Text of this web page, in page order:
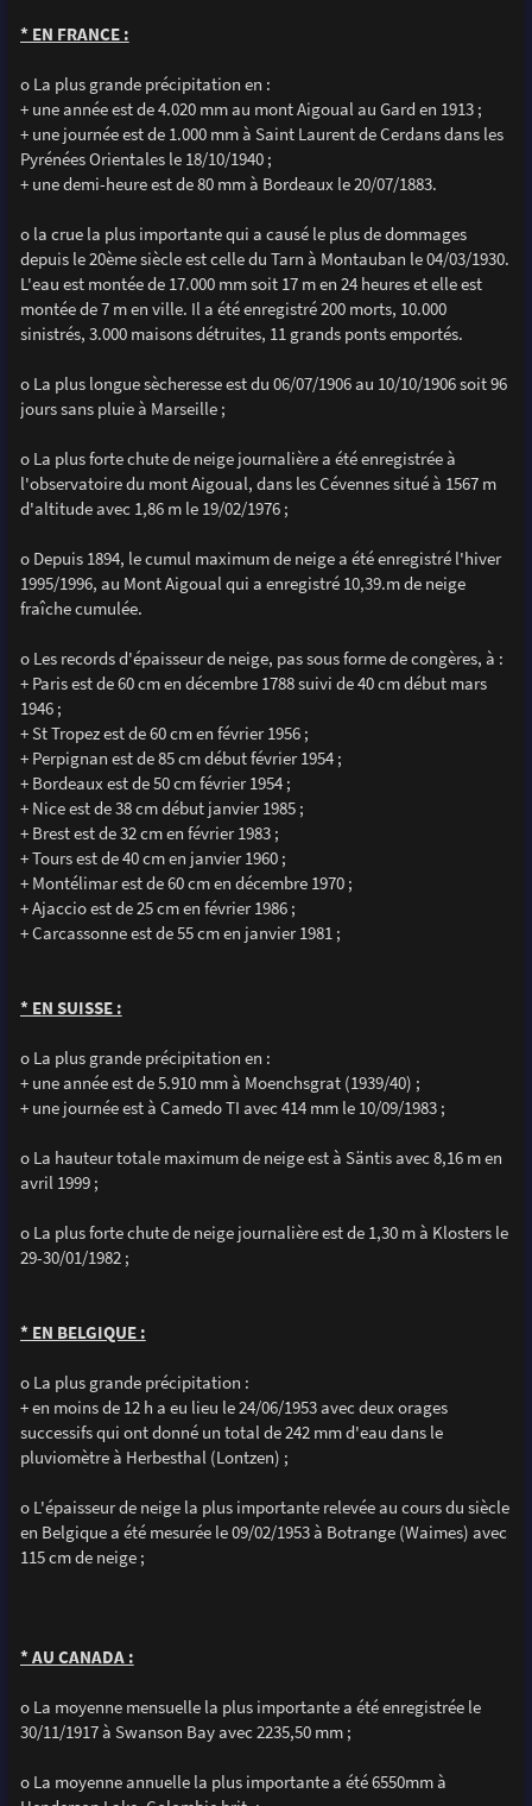
* EN FRANCE :
o La plus grande précipitation en :
+ une année est de 4.020 mm au mont Aigoual au Gard en 1913 ;
+ une journée est de 1.000 mm à Saint Laurent de Cerdans dans les
Pyrénées Orientales le 18/10/1940 ;
+ une demi-heure est de 80 mm à Bordeaux le 20/07/1883.
o la crue la plus importante qui a causé le plus de dommages
depuis le 20ème siècle est celle du Tarn à Montauban le 04/03/1930.
L'eau est montée de 17.000 mm soit 17 m en 24 heures et elle est
montée de 7 m en ville. Il a été enregistré 200 morts, 10.000
sinistrés, 3.000 maisons détruites, 11 grands ponts emportés.
o La plus longue sècheresse est du 06/07/1906 au 10/10/1906 soit 96
jours sans pluie à Marseille ;
o La plus forte chute de neige journalière a été enregistrée à
l'observatoire du mont Aigoual, dans les Cévennes situé à 1567 m
d'altitude avec 1,86 m le 19/02/1976 ;
o Depuis 1894, le cumul maximum de neige a été enregistré l'hiver
1995/1996, au Mont Aigoual qui a enregistré 10,39.m de neige
fraîche cumulée.
o Les records d'épaisseur de neige, pas sous forme de congères, à :
+ Paris est de 60 cm en décembre 1788 suivi de 40 cm début mars
1946 ;
+ St Tropez est de 60 cm en février 1956 ;
+ Perpignan est de 85 cm début février 1954 ;
+ Bordeaux est de 50 cm février 1954 ;
+ Nice est de 38 cm début janvier 1985 ;
+ Brest est de 32 cm en février 1983 ;
+ Tours est de 40 cm en janvier 1960 ;
+ Montélimar est de 60 cm en décembre 1970 ;
+ Ajaccio est de 25 cm en février 1986 ;
+ Carcassonne est de 55 cm en janvier 1981 ;
* EN SUISSE :
o La plus grande précipitation en :
+ une année est de 5.910 mm à Moenchsgrat (1939/40) ;
+ une journée est à Camedo TI avec 414 mm le 10/09/1983 ;
o La hauteur totale maximum de neige est à Säntis avec 8,16 m en
avril 1999 ;
o La plus forte chute de neige journalière est de 1,30 m à Klosters le
29-30/01/1982 ;
* EN BELGIQUE :
o La plus grande précipitation :
+ en moins de 12 h a eu lieu le 24/06/1953 avec deux orages
successifs qui ont donné un total de 242 mm d'eau dans le
pluviomètre à Herbesthal (Lontzen) ;
o L'épaisseur de neige la plus importante relevée au cours du siècle
en Belgique a été mesurée le 09/02/1953 à Botrange (Waimes) avec
115 cm de neige ;
* AU CANADA :
o La moyenne mensuelle la plus importante a été enregistrée le
30/11/1917 à Swanson Bay avec 2235,50 mm ;
o La moyenne annuelle la plus importante a été 6550mm à